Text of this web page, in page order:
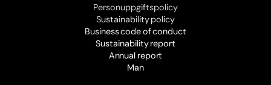
Personuppgiftspolicy
Sustainability policy
Business code of conduct
Sustainability report
Annual report
Man